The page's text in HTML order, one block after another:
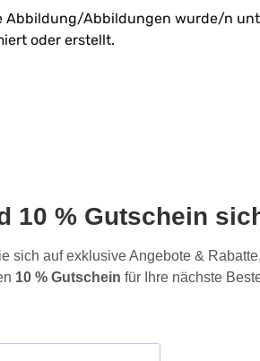
Abbildung/Abbildungen wurde/n
oder erstellt.
10 % Gutschein
auf exklusive Angebote &
10 % Gutschein für Ihre nächste